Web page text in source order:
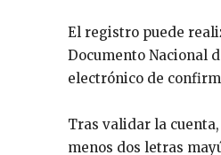
El registro puede
Documento Nacional
electrónico de
Tras validar la
menos dos letras